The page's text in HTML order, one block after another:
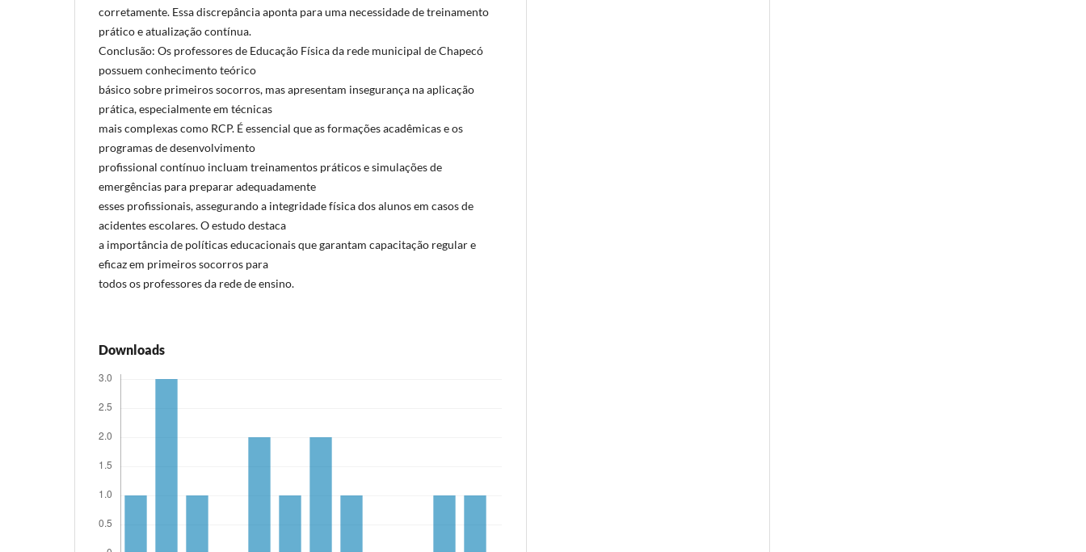
corretamente. Essa discrepância aponta para uma necessidade de treinamento
prático e atualização contínua.
Conclusão: Os professores de Educação Física da rede municipal de Chapecó
possuem conhecimento teórico
básico sobre primeiros socorros, mas apresentam insegurança na aplicação
prática, especialmente em técnicas
mais complexas como RCP. É essencial que as formações acadêmicas e os
programas de desenvolvimento
profissional contínuo incluam treinamentos práticos e simulações de
emergências para preparar adequadamente
esses profissionais, assegurando a integridade física dos alunos em casos de
acidentes escolares. O estudo destaca
a importância de políticas educacionais que garantam capacitação regular e
eficaz em primeiros socorros para
todos os professores da rede de ensino.
Downloads